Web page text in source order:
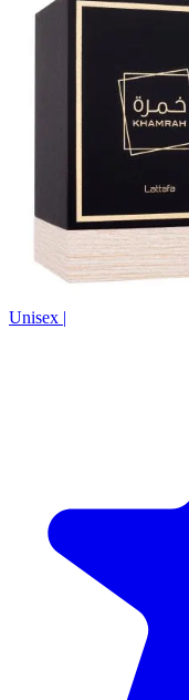
Unisex |